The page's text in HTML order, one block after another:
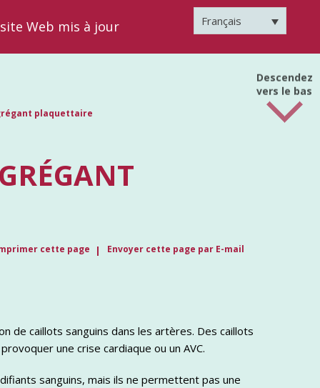
Web mis à jour Français
plaquettaire
cette page Envoyer cette page par E-mail
de caillots sanguins dans les artères. Des caillots
une crise cardiaque ou un AVC.
sanguins, mais ils ne permettent pas une
Descendez
vers le bas